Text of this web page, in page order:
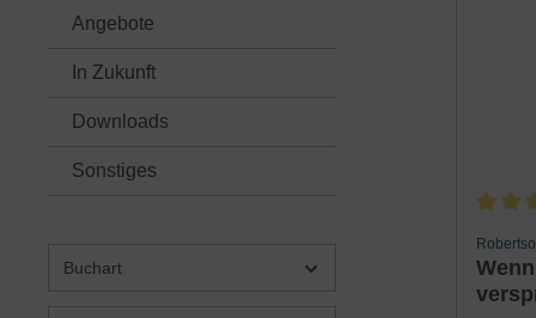
Angebote
In Zukunft
Downloads
Sonstiges
Buchart